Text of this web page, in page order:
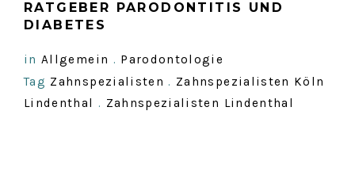
RATGEBER PARODONTITIS UND
DIABETES
in Allgemein . Parodontologie
Tag Zahnspezialisten . Zahnspezialisten Köln
Lindenthal . Zahnspezialisten Lindenthal